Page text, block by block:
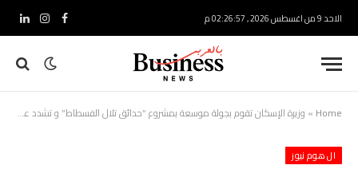
الاحد 9 من اغسطس 2026 , 02:26:58 م فيسبوكالانستغرام
Home
» وزيرة الإسكان تقوم بجولة موسعة بمشروع “حدائق تلال الفسطاط” و تشدد على أهمية الالتزام بتطبيق أعلى معايير الجودة
ال هوم نيوز